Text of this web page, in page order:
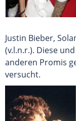
Justin Bieber,
(v.l.n.r.). Diese
anderen Promis
versucht.